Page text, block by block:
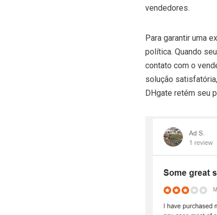
vendedores.
Para garantir uma
política. Quando
contato com o
solução
DHgate retém seu